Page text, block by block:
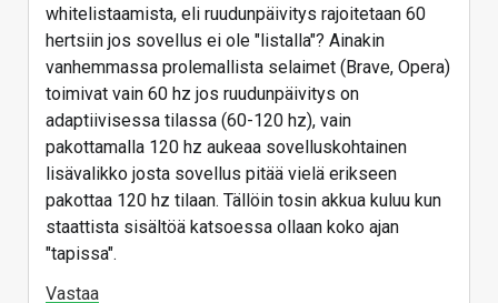
whitelistaamista, eli ruudunpäivitys rajoitetaan 60
hertsiin jos sovellus ei ole "listalla"? Ainakin
vanhemmassa prolemallista selaimet (Brave, Opera)
toimivat vain 60 hz jos ruudunpäivitys on
adaptiivisessa tilassa (60-120 hz), vain
pakottamalla 120 hz aukeaa sovelluskohtainen
lisävalikko josta sovellus pitää vielä erikseen
pakottaa 120 hz tilaan. Tällöin tosin akkua kuluu kun
staattista sisältöä katsoessa ollaan koko ajan
"tapissa".
Vastaa